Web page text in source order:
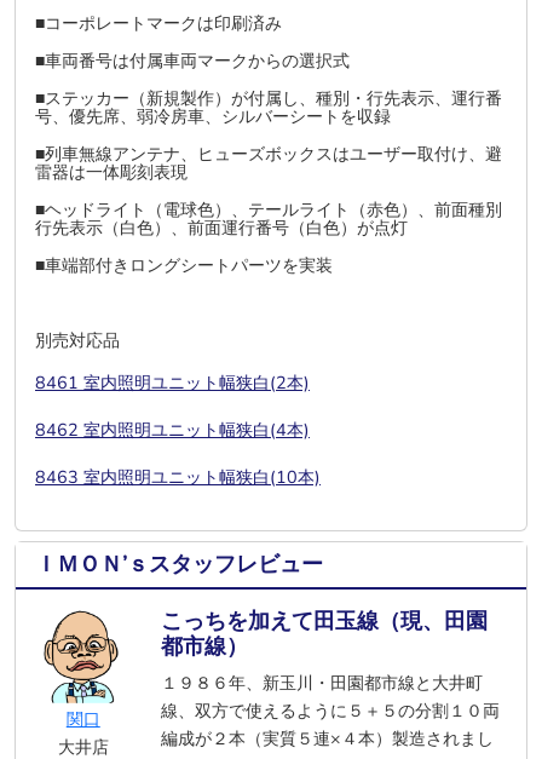
■コーポレートマークは印刷済み
■車両番号は付属車両マークからの選択式
■ステッカー（新規製作）が付属し、種別・行先表示、運行番
号、優先席、弱冷房車、シルバーシートを収録
■列車無線アンテナ、ヒューズボックスはユーザー取付け、避
雷器は一体彫刻表現
■ヘッドライト（電球色）、テールライト（赤色）、前面種別
行先表示（白色）、前面運行番号（白色）が点灯
■車端部付きロングシートパーツを実装
別売対応品
8461 室内照明ユニット幅狭白(2本)
8462 室内照明ユニット幅狭白(4本)
8463 室内照明ユニット幅狭白(10本)
ＩＭＯＮ’ｓスタッフレビュー
関口
大井店
こっちを加えて田玉線（現、田園
都市線）
１９８６年、新玉川・田園都市線と大井町
線、双方で使えるように５＋５の分割１０両
編成が２本（実質５連×４本）製造されまし